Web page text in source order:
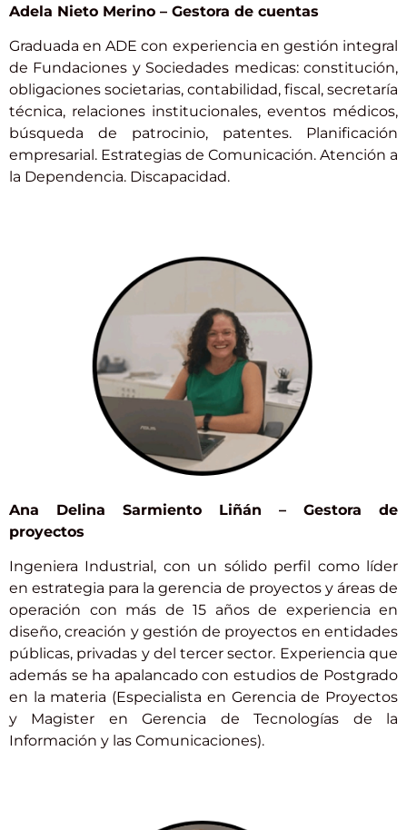
Adela Nieto Merino – Gestora de cuentas
Graduada en ADE con experiencia en gestión integral
de Fundaciones y Sociedades medicas: constitución,
obligaciones societarias, contabilidad, fiscal, secretaría
técnica, relaciones institucionales, eventos médicos,
búsqueda de patrocinio, patentes. Planificación
empresarial. Estrategias de Comunicación. Atención a
la Dependencia. Discapacidad.
Ana Delina Sarmiento Liñán – Gestora de
proyectos
Ingeniera Industrial, con un sólido perfil como líder
en estrategia para la gerencia de proyectos y áreas de
operación con más de 15 años de experiencia en
diseño, creación y gestión de proyectos en entidades
públicas, privadas y del tercer sector. Experiencia que
además se ha apalancado con estudios de Postgrado
en la materia (Especialista en Gerencia de Proyectos
y Magister en Gerencia de Tecnologías de la
Información y las Comunicaciones).